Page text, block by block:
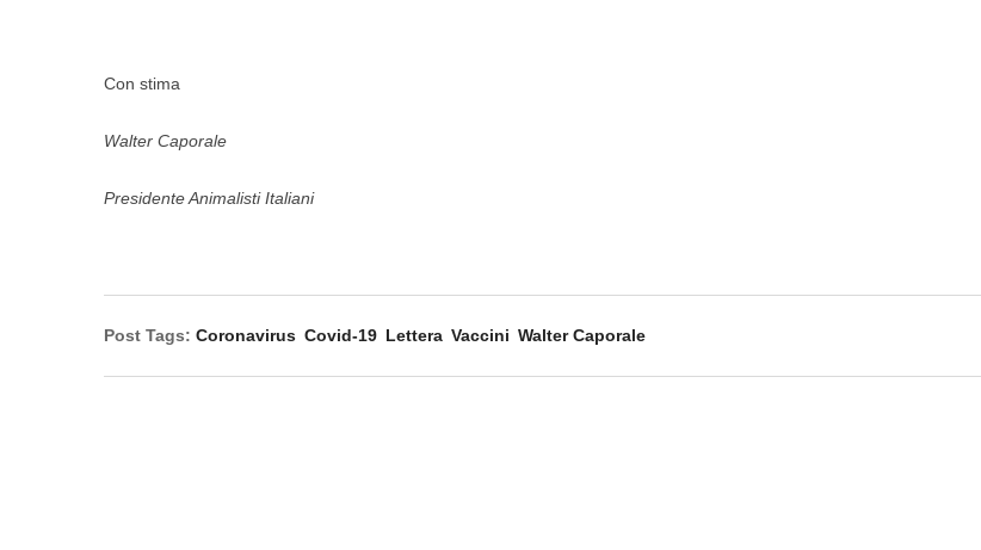
Con stima
Walter Caporale
Presidente Animalisti Italiani
Post Tags: Coronavirus Covid-19 Lettera Vaccini Walter Caporale